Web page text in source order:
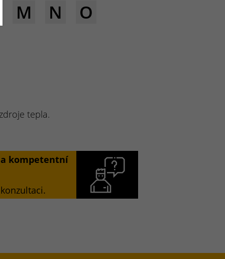
M N O
tepla.
kompetentní